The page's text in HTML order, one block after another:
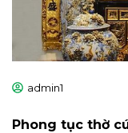
admin1
Phong tục thờ